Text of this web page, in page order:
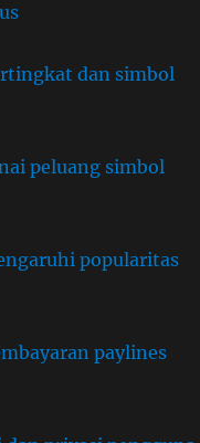
dan simbol
peluang simbol
popularitas
paylines